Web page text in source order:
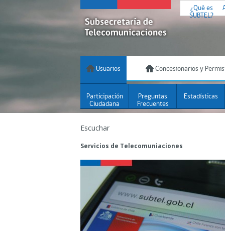
¿Qué es
SUBTEL?
Usuarios Concesionarios y
Participación
Ciudadana
Preguntas
Frecuentes
Estadísticas
Escuchar
Servicios de Telecomuniaciones